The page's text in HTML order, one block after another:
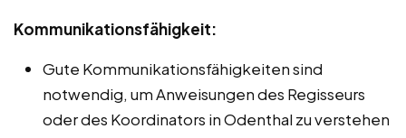
Kommunikationsfähigkeit:
Gute Kommunikationsfähigkeiten sind
notwendig, um Anweisungen des Regisseurs
oder des Koordinators in Odenthal zu verstehen